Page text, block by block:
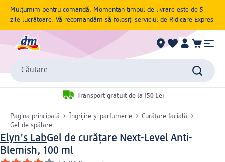
Mulțumim pentru comandă. Momentan timpul de livrare este de 5
zile lucrătoare. Vă recomandăm să folosiți serviciul de Ridicare Expres
Căutare
Transport gratuit de la 150 Lei
Pagina principală Îngrijire și parfumerie
Curățare facială
Gel de spălare
Elyn's LabGel de curățare Next-Level Anti-
Blemish, 100 ml